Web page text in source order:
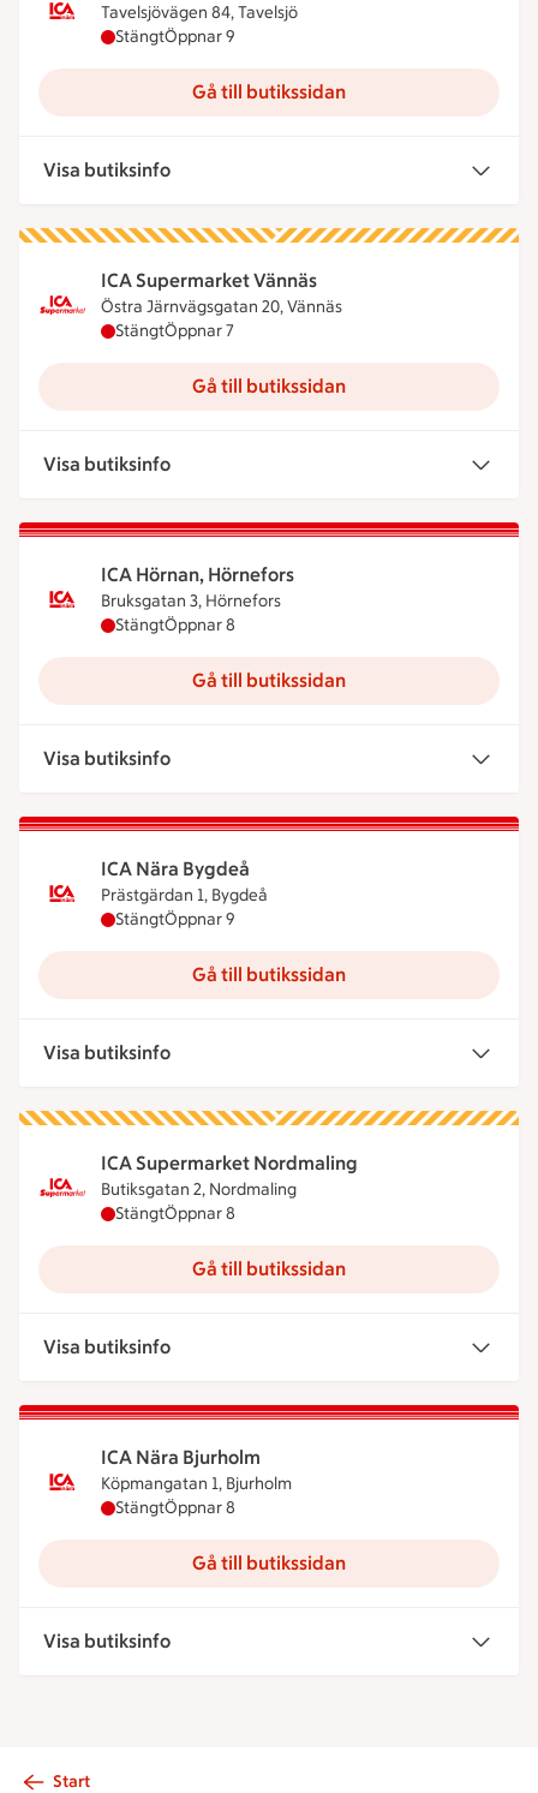
Tavelsjövägen 84, Tavelsjö
ICA Nära Matboa har stängt, öppnar klockan 9
StängtÖppnar 9
Gå till butikssidan
Visa butiksinfo
ICA Supermarket Vännäs
Östra Järnvägsgatan 20, Vännäs
ICA Supermarket Vännäs har stängt, öppnar
StängtÖppnar 7
Gå till butikssidan
Visa butiksinfo
ICA Hörnan, Hörnefors
Bruksgatan 3, Hörnefors
ICA Hörnan, Hörnefors har stängt, öppnar klockan
StängtÖppnar 8
Gå till butikssidan
Visa butiksinfo
ICA Nära Bygdeå
Prästgärdan 1, Bygdeå
ICA Nära Bygdeå har stängt, öppnar klockan 9
StängtÖppnar 9
Gå till butikssidan
Visa butiksinfo
ICA Supermarket Nordmaling
Butiksgatan 2, Nordmaling
ICA Supermarket Nordmaling har stängt, öppnar
StängtÖppnar 8
Gå till butikssidan
Visa butiksinfo
ICA Nära Bjurholm
Köpmangatan 1, Bjurholm
ICA Nära Bjurholm har stängt, öppnar klockan 8
StängtÖppnar 8
Gå till butikssidan
Visa butiksinfo
Start